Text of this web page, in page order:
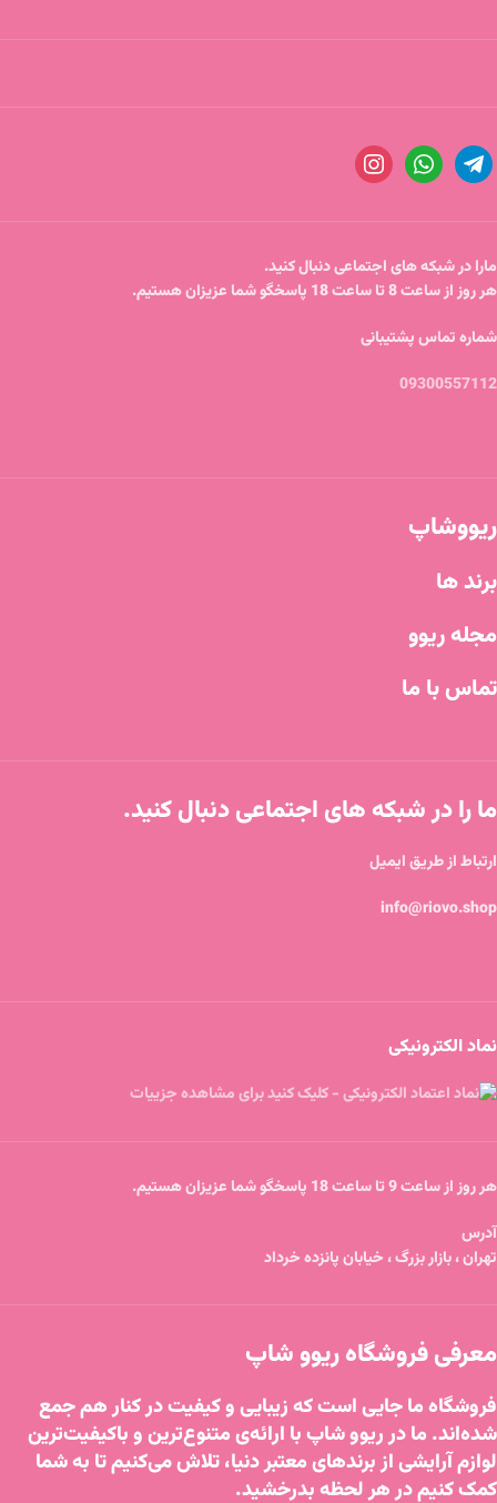
مارا در شبکه های اجتماعی دنبال کنید.
هر روز از ساعت 8 تا ساعت 18 پاسخگو شما عزیزان هستیم.
شماره تماس پشتیبانی
09300557112
ریووشاپ
برند ها
مجله ریوو
تماس با ما
ما را در شبکه های اجتماعی دنبال کنید.
ارتباط از طریق ایمیل
info@riovo.shop
نماد الکترونیکی
هر روز از ساعت 9 تا ساعت 18 پاسخگو شما عزیزان هستیم.
آدرس
تهران ، بازار بزرگ ، خیابان پانزده خرداد
معرفی فروشگاه ریوو شاپ
فروشگاه ما جایی است که زیبایی و کیفیت در کنار هم جمع
شده‌اند. ما در ریوو شاپ با ارائه‌ی متنوع‌ترین و باکیفیت‌ترین
لوازم آرایشی از برندهای معتبر دنیا، تلاش می‌کنیم تا به شما
کمک کنیم در هر لحظه بدرخشید.